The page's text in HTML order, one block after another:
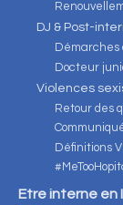
DJ & Post-
Démarches
Docteur
Violences
Retour des
Définitions
Être interne en